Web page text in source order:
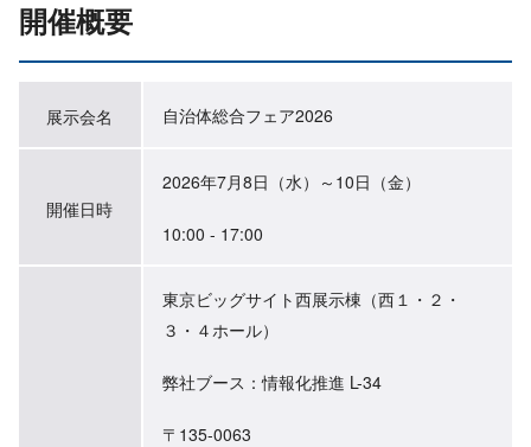
開催概要
展示会名 自治体総合フェア2026
開催日時
2026年7月8日（水）～10日（金）
10:00 - 17:00
東京ビッグサイト西展示棟（西１・２・
３・４ホール）
弊社ブース：情報化推進 L-34
〒135-0063